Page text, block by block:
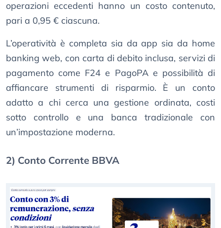
operazioni eccedenti hanno un costo contenuto,
pari a 0,95 € ciascuna.
L’operatività è completa sia da app sia da home
banking web, con carta di debito inclusa, servizi di
pagamento come F24 e PagoPA e possibilità di
affiancare strumenti di risparmio. È un conto
adatto a chi cerca una gestione ordinata, costi
sotto controllo e una banca tradizionale con
un’impostazione moderna.
2) Conto Corrente BBVA